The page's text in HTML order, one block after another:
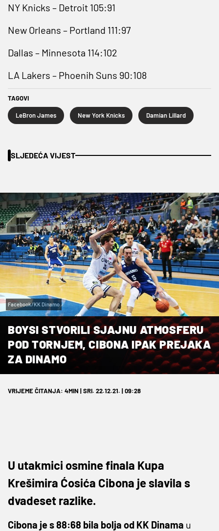
NY Knicks – Detroit 105:91
New Orleans – Portland 111:97
Dallas – Minnesota 114:102
LA Lakers – Phoenih Suns 90:108
TAGOVI
LeBron James New York Knicks Damian Lillard
SLJEDEĆA VIJEST
Facebook/KK Dinamo
BOYSI STVORILI SJAJNU ATMOSFERU
POD TORNJEM, CIBONA IPAK PREJAKA
ZA DINAMO
VRIJEME ČITANJA: 4MIN | SRI. 22.12.21. | 09:28
U utakmici osmine finala Kupa
Krešimira Ćosića Cibona je slavila s
dvadeset razlike.
Cibona je s 88:68 bila bolja od KK Dinama u